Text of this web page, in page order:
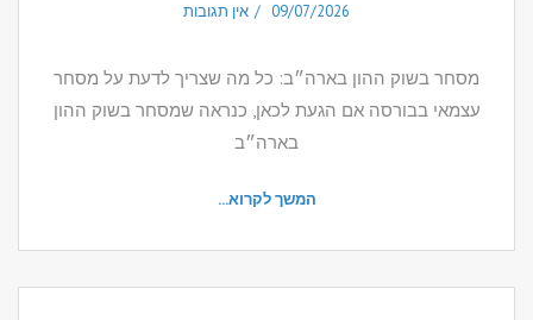
09/07/2026 אין תגובות
מסחר בשוק ההון בארה״ב: כל מה שצריך לדעת על מסחר
עצמאי בבורסה אם הגעת לכאן, כנראה שמסחר בשוק ההון
בארה״ב
המשך לקרוא...